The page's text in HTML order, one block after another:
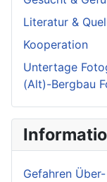
Literatur &
Kooperation
Untertage
(Alt)-Bergbau
Gefahren